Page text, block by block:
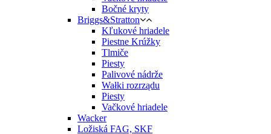
Bočné kryty
Briggs&Stratton
Kľukové hriadele
Piestne Krúžky
Tlmiče
Piesty
Palivové nádrže
Wałki rozrządu
Piesty
Vačkové hriadele
Wacker
Ložiská FAG, SKF